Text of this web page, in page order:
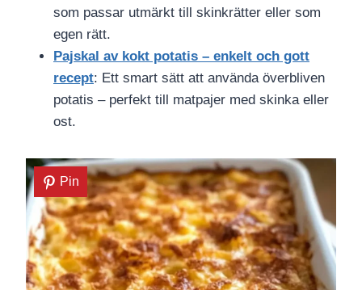
som passar utmärkt till skinkrätter eller som
egen rätt.
Pajskal av kokt potatis – enkelt och gott
recept: Ett smart sätt att använda överbliven
potatis – perfekt till matpajer med skinka eller
ost.
Pin